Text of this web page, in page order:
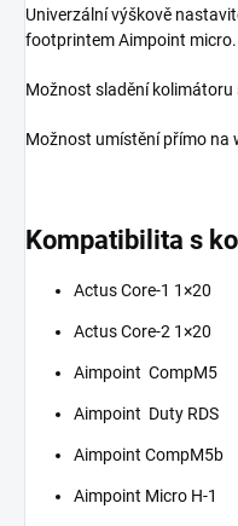
Univerzální výškově
footprintem Aimpoint micro.
Možnost sladění kolimátoru
Možnost umístění přímo na
Kompatibilita s
Actus Core-1 1×20
Actus Core-2 1×20
Aimpoint CompM5
Aimpoint Duty RDS
Aimpoint CompM5b
Aimpoint Micro H-1